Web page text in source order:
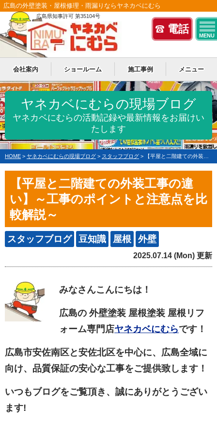
電話
MENU
広島の外壁塗装・屋根修理・雨漏りならヤネカベにむら
広島県知事許可 第35104号
会社案内 ショールーム 施工事例 メニュー
ヤネカベにむらの現場ブログ
ヤネカベにむらの活動記録や最新情報をお届けい
たします
HOME > ヤネカベにむらの現場ブログ > スタッフブログ > 【平屋と二階建ての外装工事の違い】～工事のポイントと注意点を比較解説～
【平屋と二階建ての外装工事の違
い】～工事のポイントと注意点を比
較解説～
スタッフブログ 豆知識 屋根 外壁
2025.07.14 (Mon) 更新
みなさんこんにちは！
広島の 外壁塗装 屋根塗装 屋根リフ
ォーム専門店ヤネカベにむらです！
広島市安佐南区と安佐北区を中心に、広島全域に
向け、品質保証の安心な工事をご提供致します！
いつもブログをご覧頂き、誠にありがとうござい
ます!